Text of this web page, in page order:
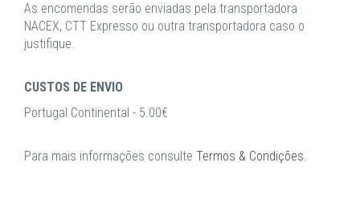
As encomendas serão enviadas pela transportadora
NACEX, CTT Expresso ou outra transportadora caso o
justifique.
CUSTOS DE ENVIO
Portugal Continental - 5.00€
Para mais informações consulte Termos & Condições.